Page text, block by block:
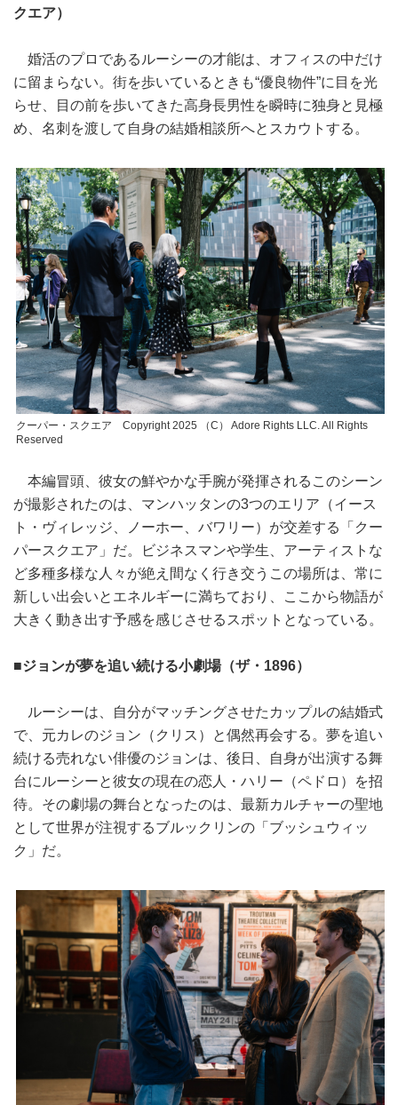
クエア）
婚活のプロであるルーシーの才能は、オフィスの中だけ
に留まらない。街を歩いているときも“優良物件”に目を光
らせ、目の前を歩いてきた高身長男性を瞬時に独身と見極
め、名刺を渡して自身の結婚相談所へとスカウトする。
クーパー・スクエア Copyright 2025 （C） Adore Rights LLC. All Rights
Reserved
本編冒頭、彼女の鮮やかな手腕が発揮されるこのシーン
が撮影されたのは、マンハッタンの3つのエリア（イース
ト・ヴィレッジ、ノーホー、バワリー）が交差する「クー
パースクエア」だ。ビジネスマンや学生、アーティストな
ど多種多様な人々が絶え間なく行き交うこの場所は、常に
新しい出会いとエネルギーに満ちており、ここから物語が
大きく動き出す予感を感じさせるスポットとなっている。
■ジョンが夢を追い続ける小劇場（ザ・1896）
ルーシーは、自分がマッチングさせたカップルの結婚式
で、元カレのジョン（クリス）と偶然再会する。夢を追い
続ける売れない俳優のジョンは、後日、自身が出演する舞
台にルーシーと彼女の現在の恋人・ハリー（ペドロ）を招
待。その劇場の舞台となったのは、最新カルチャーの聖地
として世界が注視するブルックリンの「ブッシュウィッ
ク」だ。